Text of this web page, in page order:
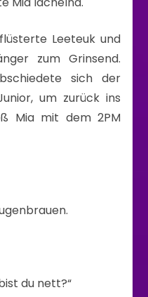
Leeteuk und
zum Grinsend.
sich der
um zurück ins
Mia mit dem 2PM
du nett?“